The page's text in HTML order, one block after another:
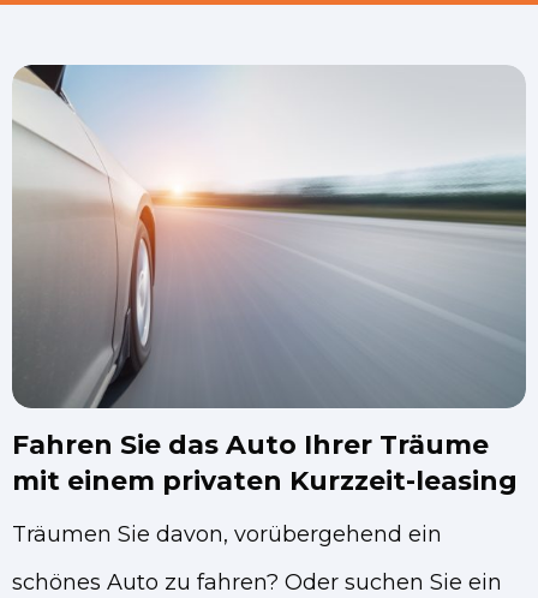
Fahren Sie das Auto Ihrer Träume
mit einem privaten Kurzzeit-leasing
Träumen Sie davon, vorübergehend ein
schönes Auto zu fahren? Oder suchen Sie ein